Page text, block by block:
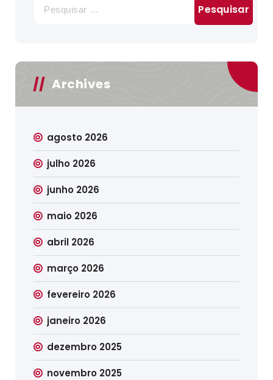
por:
Archives
agosto 2026
julho 2026
junho 2026
maio 2026
abril 2026
março 2026
fevereiro 2026
janeiro 2026
dezembro 2025
novembro 2025